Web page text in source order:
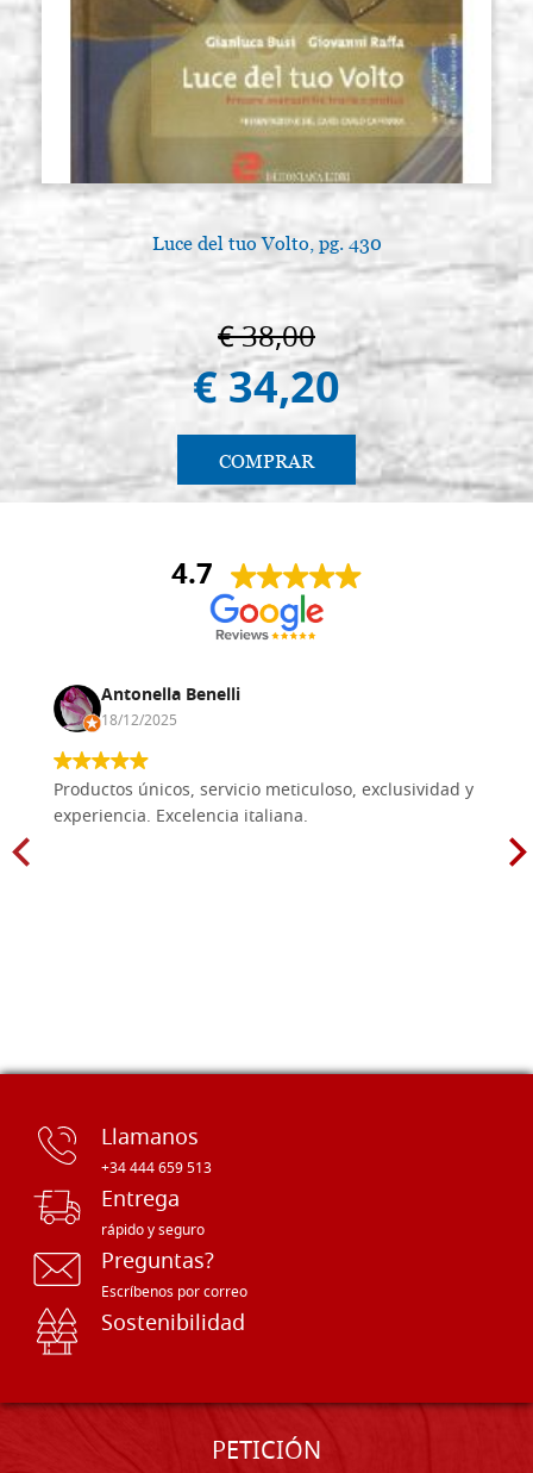
Luce del tuo Volto, pg. 430
€ 38,00
€ 34,20
COMPRAR
4.7
Antonella Benelli
18/12/2025
Productos únicos, servicio meticuloso, exclusividad y
experiencia. Excelencia italiana.
Llamanos
+34 444 659 513
Entrega
rápido y seguro
Preguntas?
Escríbenos por correo
Sostenibilidad
PETICIÓN